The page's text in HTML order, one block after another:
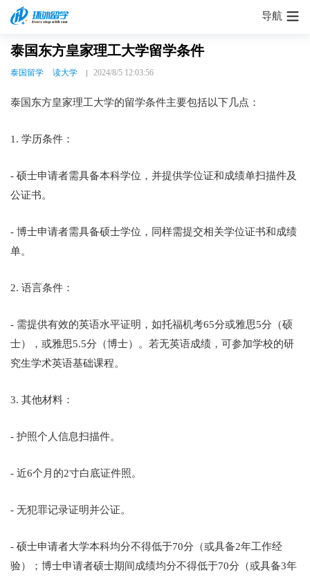
导航
泰国东方皇家理工大学留学条件
泰国留学 读大学 2024/8/5 12:03:56
泰国东方皇家理工大学的留学条件主要包括以下几点：
1. 学历条件：
- 硕士申请者需具备本科学位，并提供学位证和成绩单扫描件及
公证书。
- 博士申请者需具备硕士学位，同样需提交相关学位证书和成绩
单。
2. 语言条件：
- 需提供有效的英语水平证明，如托福机考65分或雅思5分（硕
士），或雅思5.5分（博士）。若无英语成绩，可参加学校的研
究生学术英语基础课程。
3. 其他材料：
- 护照个人信息扫描件。
- 近6个月的2寸白底证件照。
- 无犯罪记录证明并公证。
- 硕士申请者大学本科均分不得低于70分（或具备2年工作经
验）；博士申请者硕士期间成绩均分不得低于70分（或具备3年